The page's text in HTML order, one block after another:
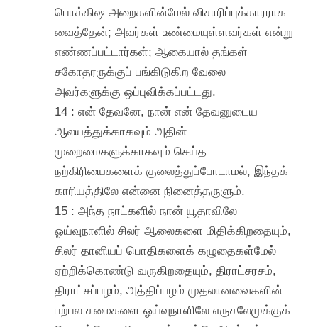
பொக்கிஷ அறைகளின்மேல் விசாரிப்புக்காரராக
வைத்தேன்; அவர்கள் உண்மையுள்ளவர்கள் என்று
எண்ணப்பட்டார்கள்; ஆகையால் தங்கள்
சகோதரருக்குப் பங்கிடுகிற வேலை
அவர்களுக்கு ஒப்புவிக்கப்பட்டது.
14 : என் தேவனே, நான் என் தேவனுடைய
ஆலயத்துக்காகவும் அதின்
முறைமைகளுக்காகவும் செய்த
நற்கிரியைகளைக் குலைத்துப்போடாமல், இந்தக்
காரியத்திலே என்னை நினைத்தருளும்.
15 : அந்த நாட்களில் நான் யூதாவிலே
ஓய்வுநாளில் சிலர் ஆலைகளை மிதிக்கிறதையும்,
சிலர் தானியப் பொதிகளைக் கழுதைகள்மேல்
ஏற்றிக்கொண்டு வருகிறதையும், திராட்சரசம்,
திராட்சப்பழம், அத்திப்பழம் முதலானவைகளின்
பற்பல சுமைகளை ஓய்வுநாளிலே எருசலேமுக்குக்